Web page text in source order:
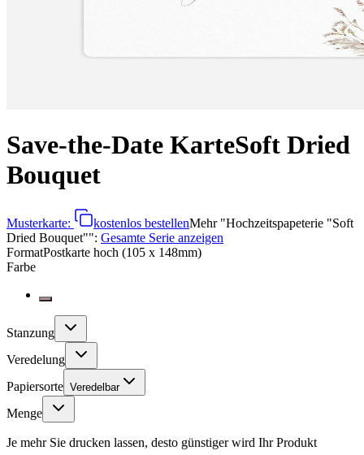
Save-the-Date KarteSoft Dried
Bouquet
Musterkarte: kostenlos bestellenMehr"Hochzeitspapeterie "Soft
Dried Bouquet"": Gesamte Serie anzeigen
FormatPostkarte hoch (105 x 148mm)
Farbe
Stanzung
Veredelung
Papiersorte Veredelbar
Menge
Je mehr Sie drucken lassen, desto günstiger wird Ihr Produkt